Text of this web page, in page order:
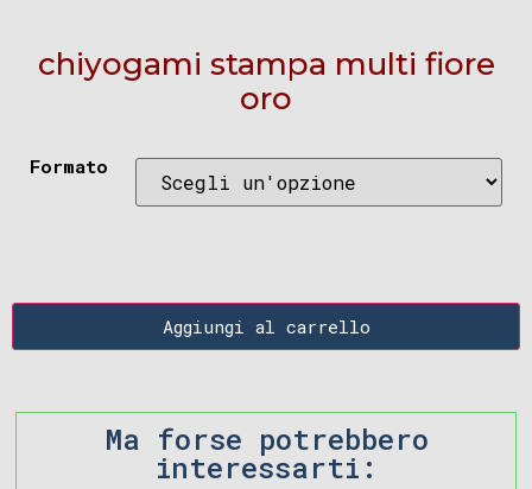
chiyogami stampa multi fiore
oro
Formato
Aggiungi al carrello
Ma forse potrebbero
interessarti: